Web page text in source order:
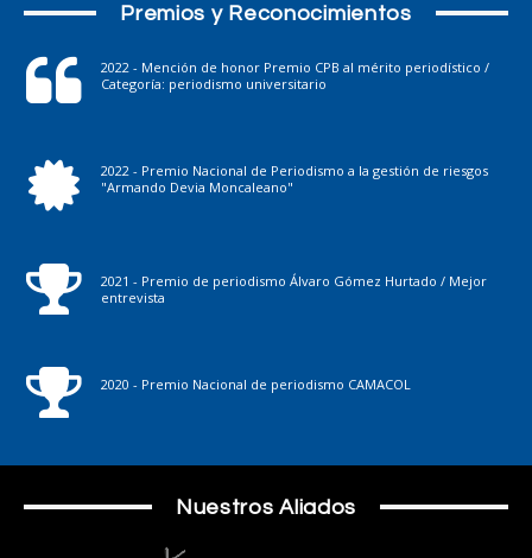
Premios y Reconocimientos
2022 - Mención de honor Premio CPB al mérito periodístico /
Categoría: periodismo universitario
2022 - Premio Nacional de Periodismo a la gestión de riesgos
"Armando Devia Moncaleano"
2021 - Premio de periodismo Álvaro Gómez Hurtado / Mejor
entrevista
2020 - Premio Nacional de periodismo CAMACOL
Nuestros Aliados